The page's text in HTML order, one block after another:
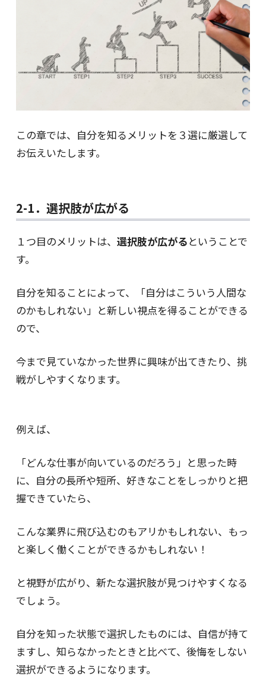
この章では、自分を知るメリットを３選に厳選して
お伝えいたします。
2-1．選択肢が広がる
１つ目のメリットは、 選択肢が広がるということで
す。
自分を知ることによって、「自分はこういう人間な
のかもしれない」と新しい視点を得ることができる
ので、
今まで見ていなかった世界に興味が出てきたり、挑
戦がしやすくなります。
例えば、
「どんな仕事が向いているのだろう」と思った時
に、自分の長所や短所、好きなことをしっかりと把
握できていたら、
こんな業界に飛び込むのもアリかもしれない、もっ
と楽しく働くことができるかもしれない！
と視野が広がり、新たな選択肢が見つけやすくなる
でしょう。
自分を知った状態で選択したものには、自信が持て
ますし、知らなかったときと比べて、後悔をしない
選択ができるようになります。